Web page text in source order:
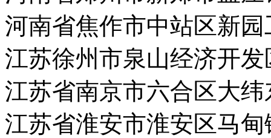
河南省焦作市中站区新
江苏徐州市泉山经济开
江苏省南京市六合区大纬
江苏省淮安市淮安区马